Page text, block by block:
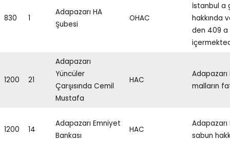
830 1
Adapazarı HA
Şubesi
OHAC
İstanbul a
hakkında
den 409 a
1200 21
Adapazarı
Yüncüler
Çarşısında Cemil
Mustafa
HAC
Adapazarı
malların
1200 14
Adapazarı Emniyet
Bankası
HAC
Adapazarı
sabun